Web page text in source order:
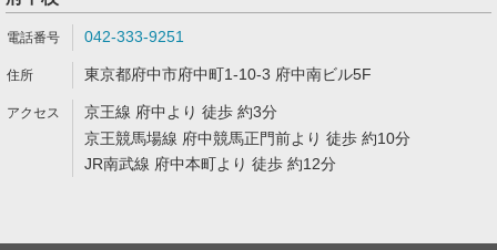
042-333-9251
東京都府中市府中町1-10-3 府中南ビル5F
京王線 府中より 徒歩 約3分
京王競馬場線 府中競馬正門前より 徒歩 約10分
JR南武線 府中本町より 徒歩 約12分